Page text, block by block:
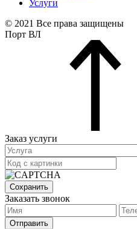
Услуги
© 2021 Все права защищены
Порт ВЛ
Заказ услуги
Сохранить
Заказать звонок
Отправить